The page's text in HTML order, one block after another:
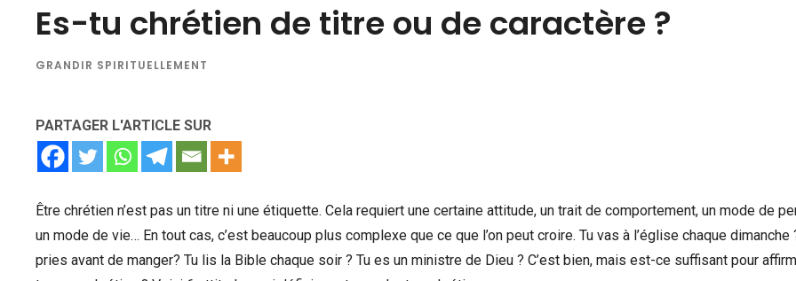
Es-tu chrétien de titre ou de caractère ?
GRANDIR SPIRITUELLEMENT
PARTAGER L'ARTICLE SUR
Être chrétien n’est pas un titre ni une étiquette. Cela requiert une certaine attitude, un trait de comportement, un mode de
un mode de vie… En tout cas, c’est beaucoup plus complexe que ce que l’on peut croire. Tu vas à l’église chaque dimanche
pries avant de manger? Tu lis la Bible chaque soir ? Tu es un ministre de Dieu ? C’est bien, mais est-ce suffisant pour